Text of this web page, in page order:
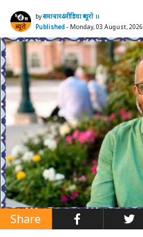
byसमाचार4मीडिया ब्यूरो ।।
Published- Monday, 03 August, 2026
Share